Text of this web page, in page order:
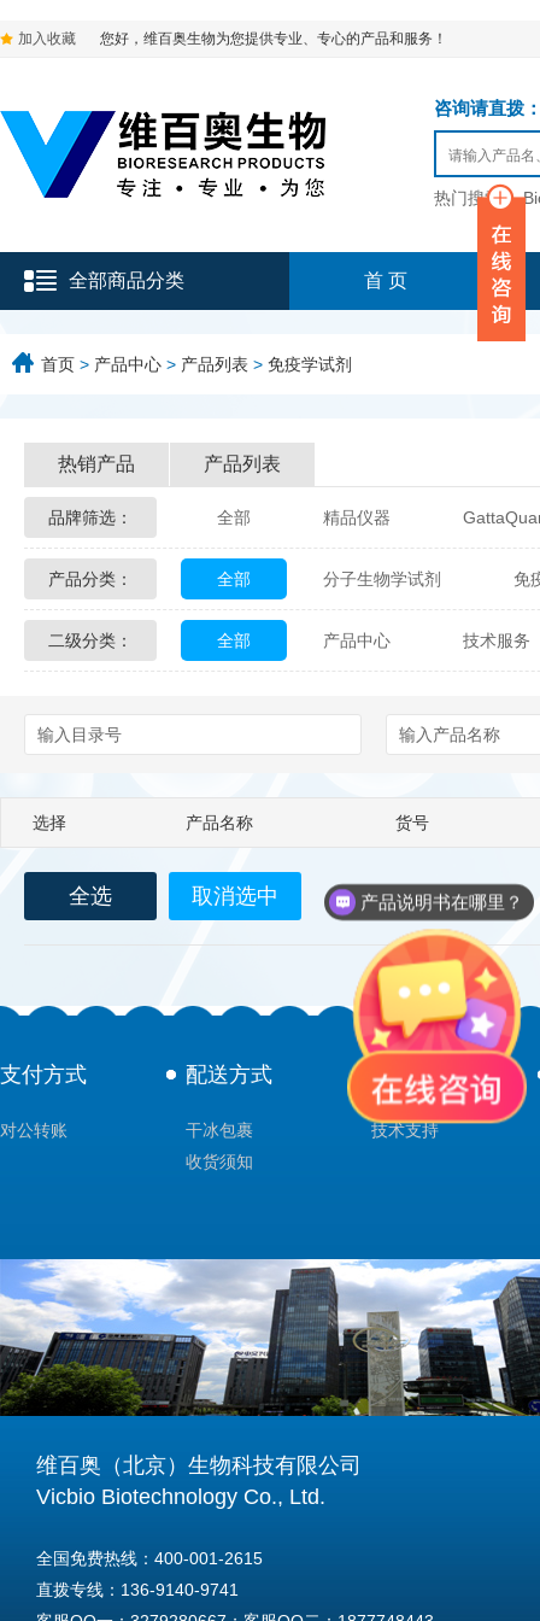
加入收藏 您好，维百奥生物为您提供专业、专心的产品和服务！
咨询请直拨
热门搜索：
全部商品分类 首 页
首页 > 产品中心 > 产品列表 > 免疫学试剂
热销产品 产品列表
品牌筛选： 全部 精品仪器
Glycon Biochem Sterlitech
Echelon Biosciences Verichem
Biotez Berlin Diametra
Berry & Associates Zedira
LGC Maine Standards Biolife
Abbexa AbD Serotec
产品分类： 全部 分子生物学试剂 免
化学及生物化学试剂 材料学试剂
二级分类： 全部 产品中心 技术服务
选择 产品名称 货号
全选 取消选中
支付方式
对公转账
配送方式
干冰包裹
收货须知
售后服务
技术支持
维百奥（北京）生物科技有限公司
Vicbio Biotechnology Co., Ltd.
全国免费热线：400-001-2615
直拨专线：136-9140-9741
产品说明书在哪里？